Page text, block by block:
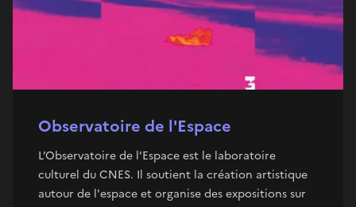
Observatoire de l'Espace
L’Observatoire de l’Espace est le laboratoire
culturel du CNES. Il soutient la création artistique
autour de l'espace et organise des expositions sur